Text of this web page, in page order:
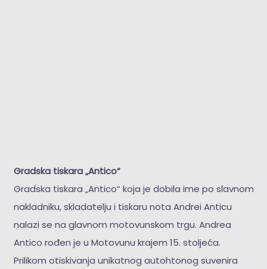
Gradska tiskara „Antico“
Gradska tiskara „Antico“ koja je dobila ime po slavnom
nakladniku, skladatelju i tiskaru nota Andrei Anticu
nalazi se na glavnom motovunskom trgu. Andrea
Antico rođen je u Motovunu krajem 15. stoljeća.
Prilikom otiskivanja unikatnog autohtonog suvenira